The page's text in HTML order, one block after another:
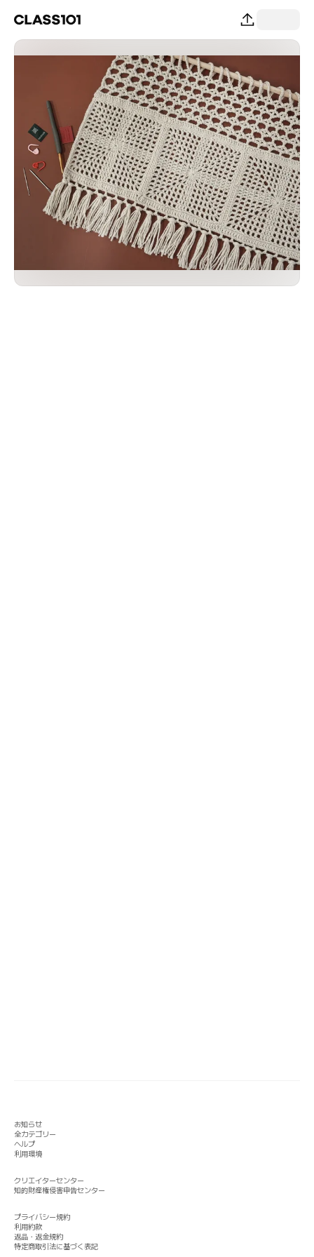
お知らせ
全カテゴリー
ヘルプ
利用環境
クリエイターセンター
知的財産権侵害申告センター
プライバシー規約
利用約款
返品・返金規約
特定商取引法に基づく表記